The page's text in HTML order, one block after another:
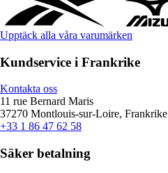
Upptäck alla våra varumärken
Kundservice i Frankrike
Kontakta oss
11 rue Bernard Maris
37270 Montlouis-sur-Loire, Frankrike
+33 1 86 47 62 58
Säker betalning